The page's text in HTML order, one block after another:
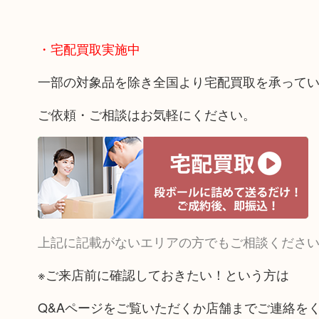
・宅配買取実施中
一部の対象品を除き全国より宅配買取を承ってい
ご依頼・ご相談はお気軽にください。
上記に記載がないエリアの方でもご相談ください
※ご来店前に確認しておきたい！という方は
Q&Aページをご覧いただくか店舗までご連絡をく